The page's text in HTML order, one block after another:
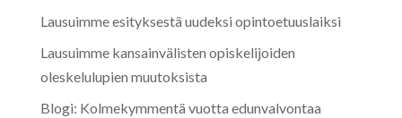
Lausuimme esityksestä uudeksi opintoetuuslaiksi
Lausuimme kansainvälisten opiskelijoiden
oleskelulupien muutoksista
Blogi: Kolmekymmentä vuotta edunvalvontaa